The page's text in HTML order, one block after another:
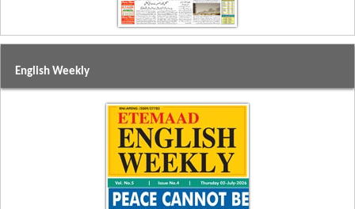
English Weekly